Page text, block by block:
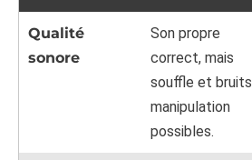
Qualité
sonore
Son propre
correct, mais
souffle et bruits
manipulation
possibles.